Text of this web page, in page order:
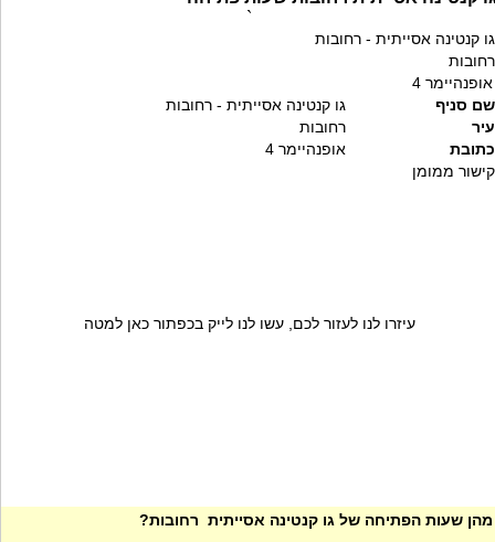
`
גו קנטינה אסייתית - רחובות
רחובות
אופנהיימר 4
שם סניף
גו קנטינה אסייתית - רחובות
עיר
רחובות
כתובת
אופנהיימר 4
קישור ממומן
עיזרו לנו לעזור לכם, עשו לנו לייק בכפתור כאן למטה
מהן שעות הפתיחה של גו קנטינה אסייתית רחובות?